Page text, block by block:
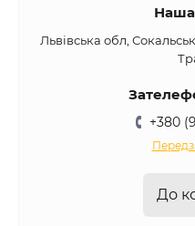
Наша
Львівська обл,
+380
До